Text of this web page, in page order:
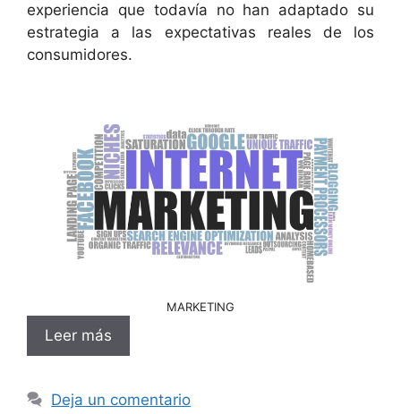
experiencia que todavía no han adaptado su
estrategia a las expectativas reales de los
consumidores.
MARKETING
Leer más
Deja un comentario